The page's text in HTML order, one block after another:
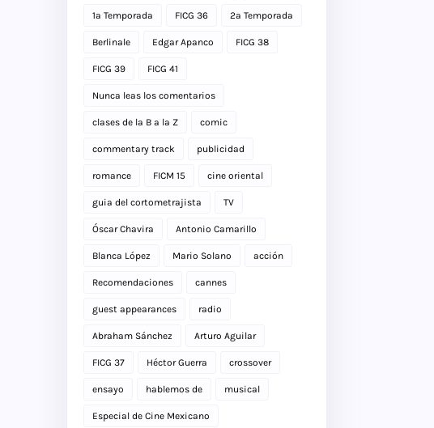
1a Temporada FICG 36 2a Temporada
Berlinale Edgar Apanco FICG 38
FICG 39 FICG 41
Nunca leas los comentarios
clases de la B a la Z comic
commentary track publicidad
romance FICM 15 cine oriental
guia del cortometrajista TV
Óscar Chavira Antonio Camarillo
Blanca López Mario Solano acción
Recomendaciones cannes
guest appearances radio
Abraham Sánchez Arturo Aguilar
FICG 37 Héctor Guerra crossover
ensayo hablemos de musical
Especial de Cine Mexicano